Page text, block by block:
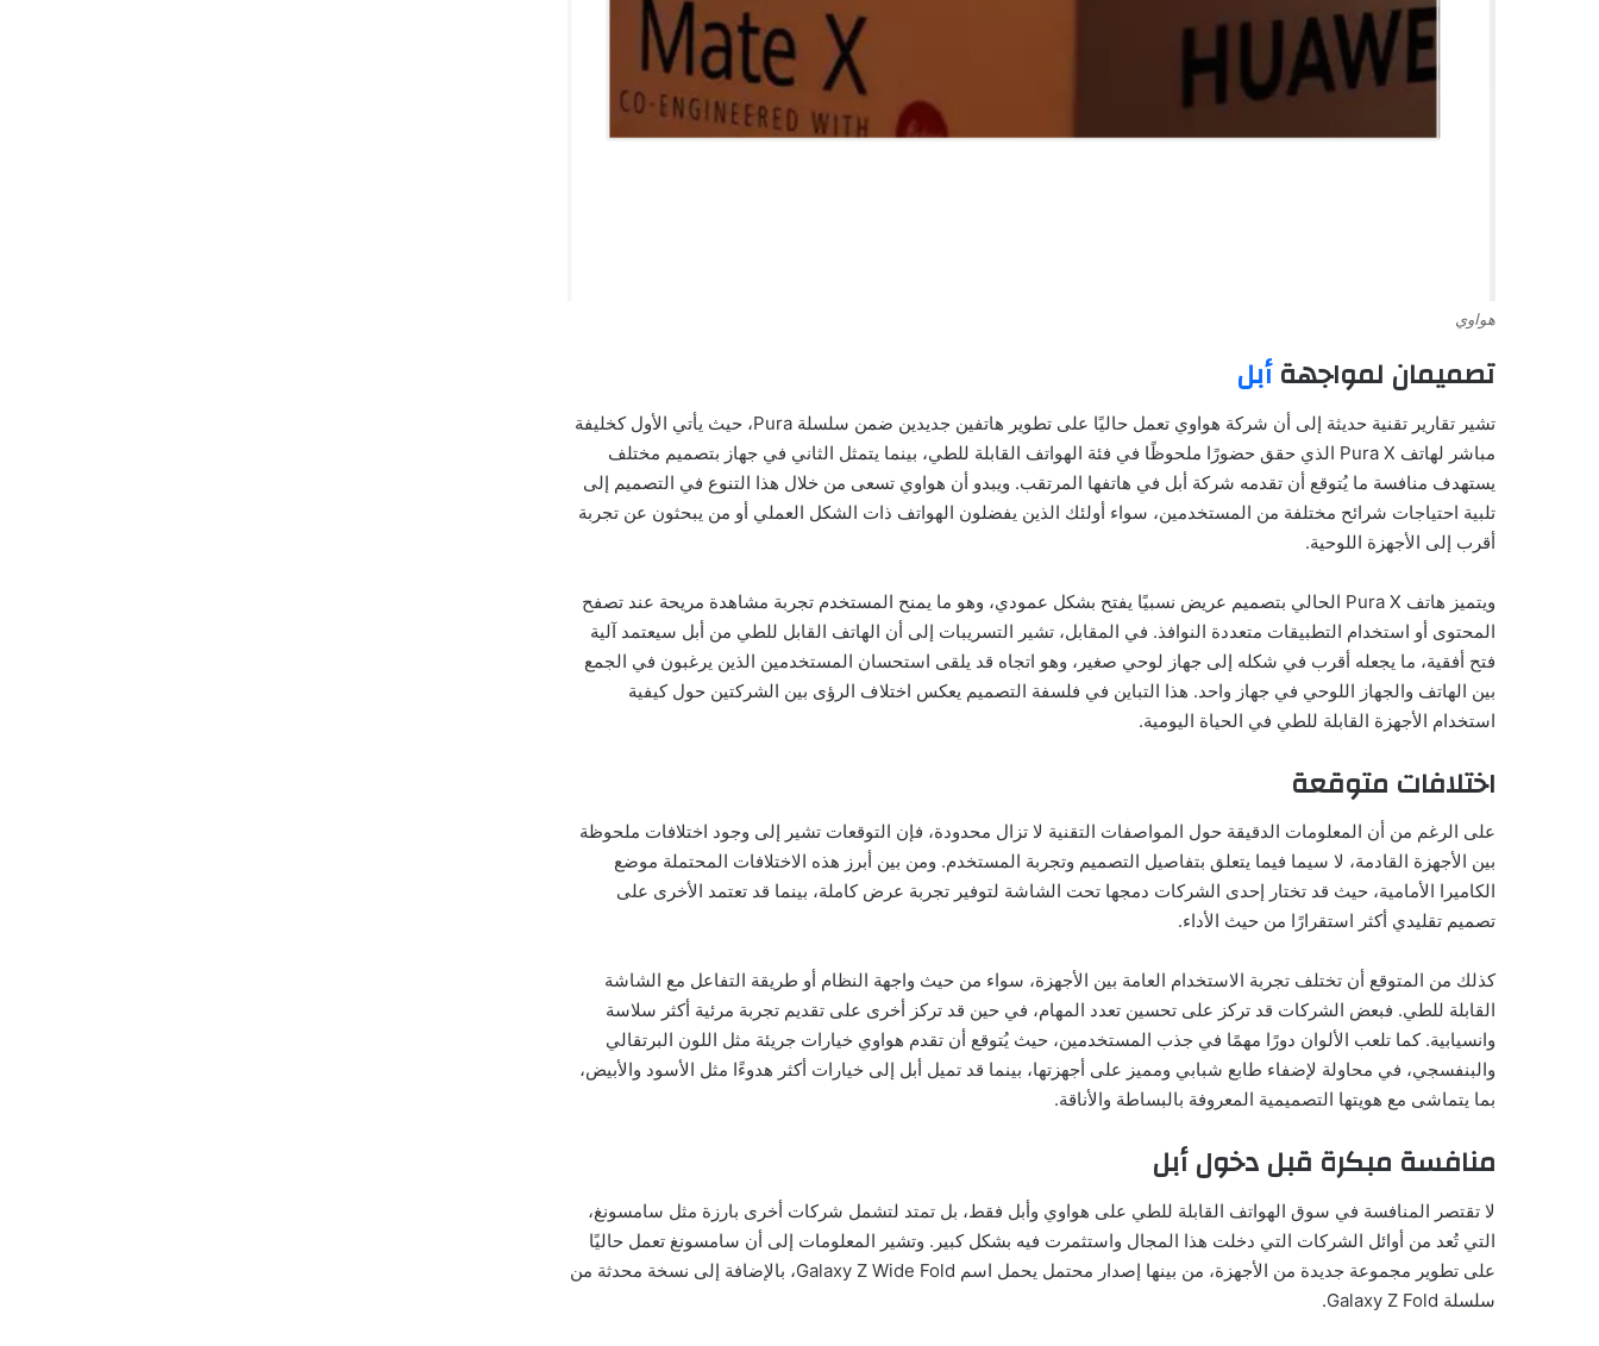
هواوي
تصميمان لمواجهةأبل
تشير تقارير تقنية حديثة إلى أن شركة هواوي تعمل حاليًا على تطوير هاتفين جديدين ضمن سلسلة Pura، حيث يأتي الأول كخليفة
مباشر لهاتف Pura X الذي حقق حضورًا ملحوظًا في فئة الهواتف القابلة للطي، بينما يتمثل الثاني في جهاز بتصميم مختلف
يستهدف منافسة ما يُتوقع أن تقدمه شركة أبل في هاتفها المرتقب. ويبدو أن هواوي تسعى من خلال هذا التنوع في التصميم إلى
تلبية احتياجات شرائح مختلفة من المستخدمين، سواء أولئك الذين يفضلون الهواتف ذات الشكل العملي أو من يبحثون عن تجربة
أقرب إلى الأجهزة اللوحية.
ويتميز هاتف Pura X الحالي بتصميم عريض نسبيًا يفتح بشكل عمودي، وهو ما يمنح المستخدم تجربة مشاهدة مريحة عند تصفح
المحتوى أو استخدام التطبيقات متعددة النوافذ. في المقابل، تشير التسريبات إلى أن الهاتف القابل للطي من أبل سيعتمد آلية
فتح أفقية، ما يجعله أقرب في شكله إلى جهاز لوحي صغير، وهو اتجاه قد يلقى استحسان المستخدمين الذين يرغبون في الجمع
بين الهاتف والجهاز اللوحي في جهاز واحد. هذا التباين في فلسفة التصميم يعكس اختلاف الرؤى بين الشركتين حول كيفية
استخدام الأجهزة القابلة للطي في الحياة اليومية.
اختلافات متوقعة
على الرغم من أن المعلومات الدقيقة حول المواصفات التقنية لا تزال محدودة، فإن التوقعات تشير إلى وجود اختلافات ملحوظة
بين الأجهزة القادمة، لا سيما فيما يتعلق بتفاصيل التصميم وتجربة المستخدم. ومن بين أبرز هذه الاختلافات المحتملة موضع
الكاميرا الأمامية، حيث قد تختار إحدى الشركات دمجها تحت الشاشة لتوفير تجربة عرض كاملة، بينما قد تعتمد الأخرى على
تصميم تقليدي أكثر استقرارًا من حيث الأداء.
كذلك من المتوقع أن تختلف تجربة الاستخدام العامة بين الأجهزة، سواء من حيث واجهة النظام أو طريقة التفاعل مع الشاشة
القابلة للطي. فبعض الشركات قد تركز على تحسين تعدد المهام، في حين قد تركز أخرى على تقديم تجربة مرئية أكثر سلاسة
وانسيابية. كما تلعب الألوان دورًا مهمًا في جذب المستخدمين، حيث يُتوقع أن تقدم هواوي خيارات جريئة مثل اللون البرتقالي
والبنفسجي، في محاولة لإضفاء طابع شبابي ومميز على أجهزتها، بينما قد تميل أبل إلى خيارات أكثر هدوءًا مثل الأسود والأبيض،
بما يتماشى مع هويتها التصميمية المعروفة بالبساطة والأناقة.
منافسة مبكرة قبل دخول أبل
لا تقتصر المنافسة في سوق الهواتف القابلة للطي على هواوي وأبل فقط، بل تمتد لتشمل شركات أخرى بارزة مثل سامسونغ،
التي تُعد من أوائل الشركات التي دخلت هذا المجال واستثمرت فيه بشكل كبير. وتشير المعلومات إلى أن سامسونغ تعمل حاليًا
على تطوير مجموعة جديدة من الأجهزة، من بينها إصدار محتمل يحمل اسم Galaxy Z Wide Fold، بالإضافة إلى نسخة محدثة من
سلسلة Galaxy Z Fold.